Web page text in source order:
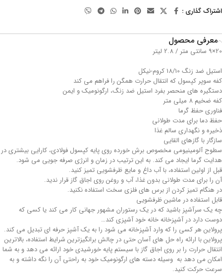
اشتراک گذاری :
معرفی محصول
20×9 سانتی متر / 2.8 لیتر
استیل ضد زنگ 18/10 کروم-نیکل
کفه سوپر کپسول که انتقال حرارت همگن را فراهم می کند
دستگیره های منحصر بفرد استیل ضد زنگ، ارگونومیک و ایمن
کفه ضخیم 8 میلی متر
فناوری حفظ گرما
حفظ دما برای مدت طولانی
ذخیره و نگهداری سالم غذا
سازگار با گازهای القایی
سطوح آلومینیومی مخصوص برش خورده روی پایه کپسول فولادی، کارایی بیشتری در
هدایت گرما ایجاد می کند. به این ترتیب در زمان و انرژی صرفه جویی می شود.
قبل از اولین استفاده، با آب داغ و مایع ظرفشویی تمیز کنید.
آن را برای مدت طولانی بدون غذا، آب و روغن روی اجاق گاز قرار ندید.
در هنگام تمیز کردن از برس های فلزی سخت استفاده نکنید.
قابل استفاده در ماشین ظرفشویی
چه یک سرآشپز باشید که در یک رستوران مشهور جهانی کار می کند یا کسی که
دوست دارد در آشپزخانه خانه خود آشپزی کند…
پرولاین هر کسی را که وارد آشپزخانه می شود را به یک آشپز حرفه ای تبدیل می کند.
پرولاین با ارائه راه حل های آسان حتی در چالش برانگیزترین شرایط استفاده، بالاترین
انتقال حرارت را بر روی اجاق گاز با سیستم پایه خورشیدی خود ارائه می دهد و به شما
امکان می دهد به وسیله دسته های ارگونومیک خود به راحتی آن را نگه داشته و به
سرعت حرکت کنید.